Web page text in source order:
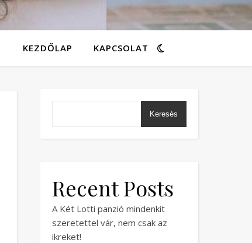
KEZDŐLAP KAPCSOLAT
Keresés
Recent Posts
A Két Lotti panzió mindenkit
szeretettel vár, nem csak az
ikreket!